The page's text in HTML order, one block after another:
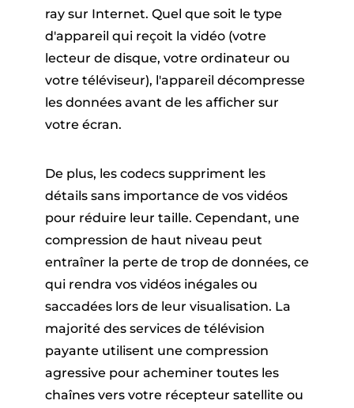
ray sur Internet. Quel que soit le type
d'appareil qui reçoit la vidéo (votre
lecteur de disque, votre ordinateur ou
votre téléviseur), l'appareil décompresse
les données avant de les afficher sur
votre écran.
De plus, les codecs suppriment les
détails sans importance de vos vidéos
pour réduire leur taille. Cependant, une
compression de haut niveau peut
entraîner la perte de trop de données, ce
qui rendra vos vidéos inégales ou
saccadées lors de leur visualisation. La
majorité des services de télévision
payante utilisent une compression
agressive pour acheminer toutes les
chaînes vers votre récepteur satellite ou